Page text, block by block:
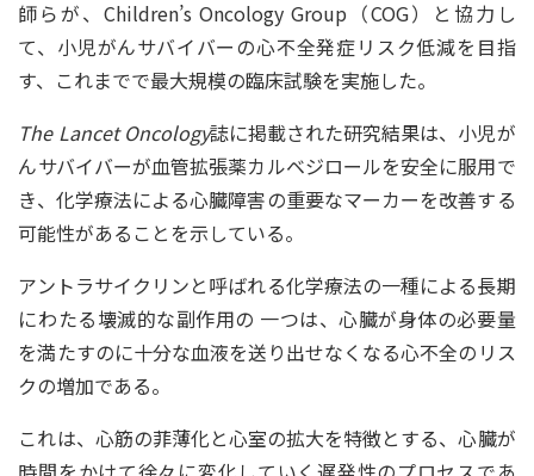
師らが、Children’s Oncology Group（COG）と協力し
て、小児がんサバイバーの心不全発症リスク低減を目指
す、これまでで最大規模の臨床試験を実施した。
The Lancet Oncology誌に掲載された研究結果は、小児が
んサバイバーが血管拡張薬カルベジロールを安全に服用で
き、化学療法による心臓障害の重要なマーカーを改善する
可能性があることを示している。
アントラサイクリンと呼ばれる化学療法の一種による長期
にわたる壊滅的な副作用の 一つは、心臓が身体の必要量
を満たすのに十分な血液を送り出せなくなる心不全のリス
クの増加である。
これは、心筋の菲薄化と心室の拡大を特徴とする、心臓が